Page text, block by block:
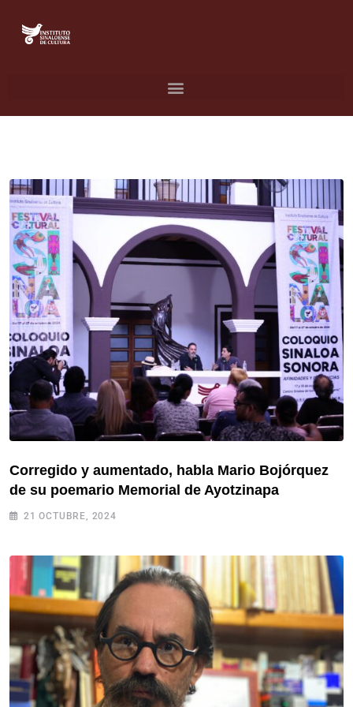
Corregido y aumentado, habla Mario Bojórquez
de su poemario Memorial de Ayotzinapa
21 OCTUBRE, 2024